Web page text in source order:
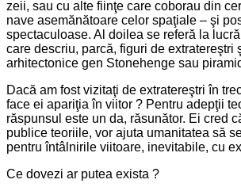
zeii, sau cu alte fiinţe care coborau din
nave asemănătoare celor spaţiale – şi
spectaculoase. Al doilea se referă la
care descriu, parcă, figuri de extratereştri
arhitectonice gen Stonehenge sau
Dacă am fost vizitaţi de extratereştri în
face ei apariţia în viitor ? Pentru adepţii
răspunsul este un da, răsunător. Ei cred
publice teoriile, vor ajuta umanitatea să
pentru întâlnirile viitoare, inevitabile, cu
Ce dovezi ar putea exista ?